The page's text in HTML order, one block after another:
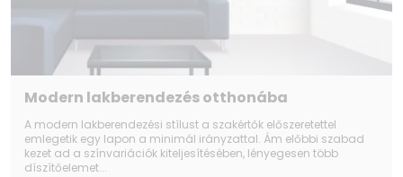
Modern lakberendezés otthonába
A modern lakberendezési stílust a szakértők előszeretettel
emlegetik egy lapon a minimál irányzattal. Ám előbbi szabad
kezet ad a színvariációk kiteljesítésében, lényegesen több
díszítőelemet...